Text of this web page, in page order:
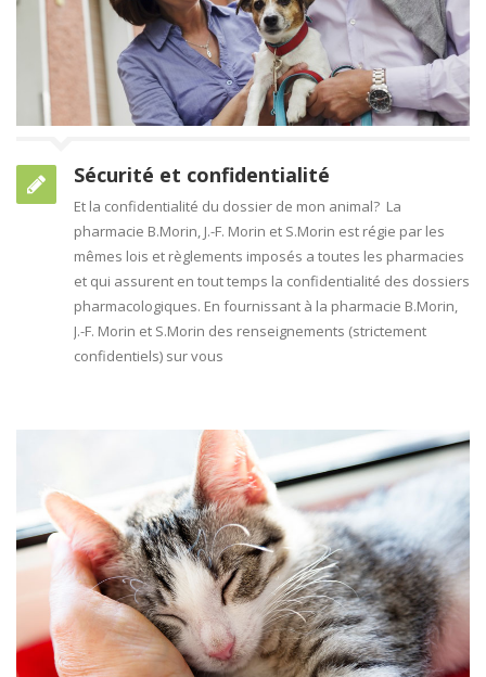
Sécurité et confidentialité
Et la confidentialité du dossier de mon animal? La
pharmacie B.Morin, J.-F. Morin et S.Morin est régie par les
mêmes lois et règlements imposés a toutes les pharmacies
et qui assurent en tout temps la confidentialité des dossiers
pharmacologiques. En fournissant à la pharmacie B.Morin,
J.-F. Morin et S.Morin des renseignements (strictement
confidentiels) sur vous